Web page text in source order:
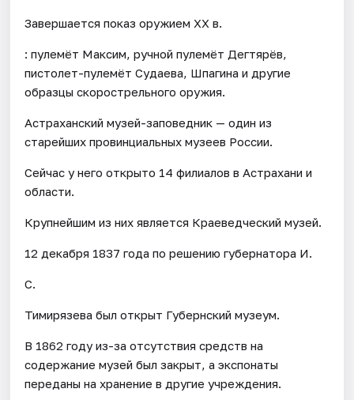
Завершается показ оружием XX в.
: пулемёт Максим, ручной пулемёт Дегтярёв,
пистолет-пулемёт Судаева, Шпагина и другие
образцы скорострельного оружия.
Астраханский музей-заповедник — один из
старейших провинциальных музеев России.
Сейчас у него открыто 14 филиалов в Астрахани и
области.
Крупнейшим из них является Краеведческий музей.
12 декабря 1837 года по решению губернатора И.
С.
Тимирязева был открыт Губернский музеум.
В 1862 году из-за отсутствия средств на
содержание музей был закрыт, а экспонаты
переданы на хранение в другие учреждения.